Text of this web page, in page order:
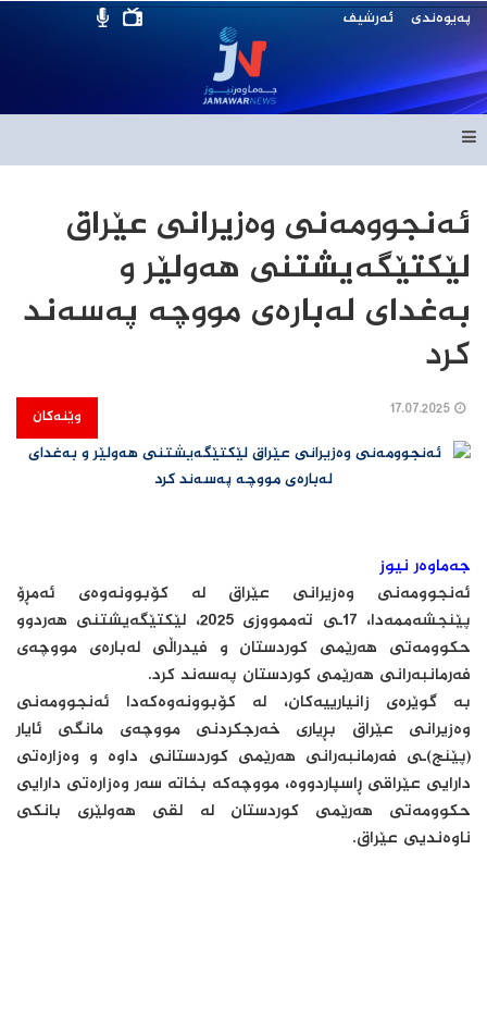
پەیوەندی ئەرشیف
ئەنجوومەنی وەزیرانی عێراق
لێکتێگەیشتنی هەولێر و
بەغدای لەبارەی مووچە پەسەند
کرد
وێنەکان
جەماوەر نیوز
ئەنجوومەنی وەزیرانی عێراق لە کۆبوونەوەی ئەمڕۆ
پێنجشەممەدا، 17ـی تەممووزی 2025، لێکتێگەیشتنی هەردوو
حکوومەتی هەرێمی کوردستان و فیدراڵی لەبارەی مووچەی
فەرمانبەرانی هەرێمی کوردستان پەسەند کرد.
بە گوێرەی زانیارییەکان، لە کۆبوونەوەکەدا ئەنجوومەنی
وەزیرانی عێراق بڕیاری خەرجکردنی مووچەی مانگی ئایار
(پێنج)ـی فەرمانبەرانی هەرێمی کوردستانی داوە و وەزارەتی
دارایی عێراقی ڕاسپاردووە، مووچەکە بخاتە سەر وەزارەتی دارایی
حکوومەتی هەرێمی کوردستان لە لقی هەولێری بانکی
ناوەندیی عێراق.